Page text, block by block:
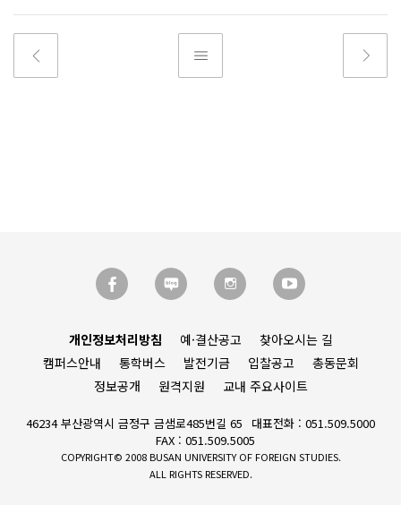
개인정보처리방침 예·결산공고
찾아오시는 길
캠퍼스안내
통학버스 발전기금 입찰공고
총동문회
정보공개
원격지원 교내 주요사이트
46234 부산광역시 금정구 금샘로485번길 65
대표전화 : 051.509.5000
FAX : 051.509.5005
COPYRIGHT© 2008 BUSAN UNIVERSITY OF FOREIGN STUDIES.
ALL RIGHTS RESERVED.